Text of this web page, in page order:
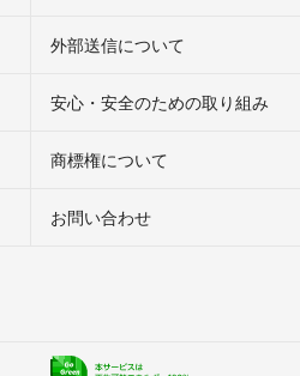
外部送信について
安心・安全のための取り組み
商標権について
お問い合わせ